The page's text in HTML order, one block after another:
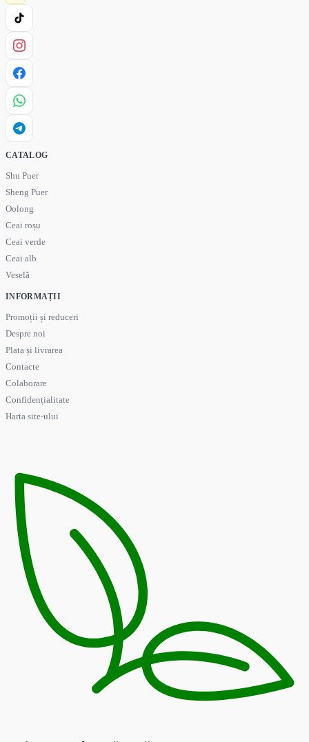
CATALOG
Shu Puer
Sheng Puer
Oolong
Ceai roșu
Ceai verde
Ceai alb
Veselă
INFORMAȚII
Promoții și reduceri
Despre noi
Plata și livrarea
Contacte
Colaborare
Confidențialitate
Harta site-ului